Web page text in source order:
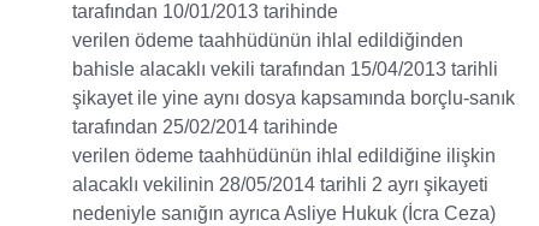
tarafından 10/01/2013 tarihinde
verilen ödeme taahhüdünün ihlal edildiğinden
bahisle alacaklı vekili tarafından 15/04/2013 tarihli
şikayet ile yine aynı dosya kapsamında borçlu-sanık
tarafından 25/02/2014 tarihinde
verilen ödeme taahhüdünün ihlal edildiğine ilişkin
alacaklı vekilinin 28/05/2014 tarihli 2 ayrı şikayeti
nedeniyle sanığın ayrıca Asliye Hukuk (İcra Ceza)